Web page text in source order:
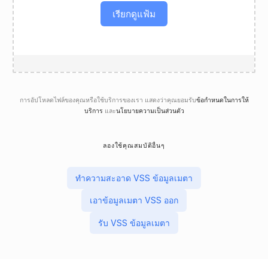
เรียกดูแฟ้ม
การอัปโหลดไฟล์ของคุณหรือใช้บริการของเรา แสดงว่าคุณยอมรับข้อกำหนดในการให้
บริการและนโยบายความเป็นส่วนตัว
ลองใช้คุณสมบัติอื่นๆ
ทําความสะอาด VSS ข้อมูลเมตา
เอาข้อมูลเมตา VSS ออก
รับ VSS ข้อมูลเมตา